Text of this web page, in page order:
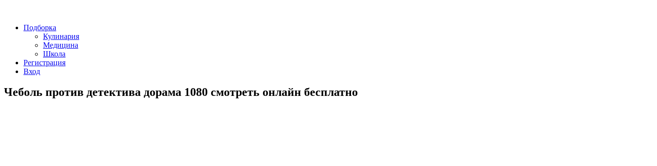
Подборка
Кулинария
Медицина
Школа
Регистрация
Вход
Чеболь против детектива дорама 1080 смотреть онлайн бесплатно